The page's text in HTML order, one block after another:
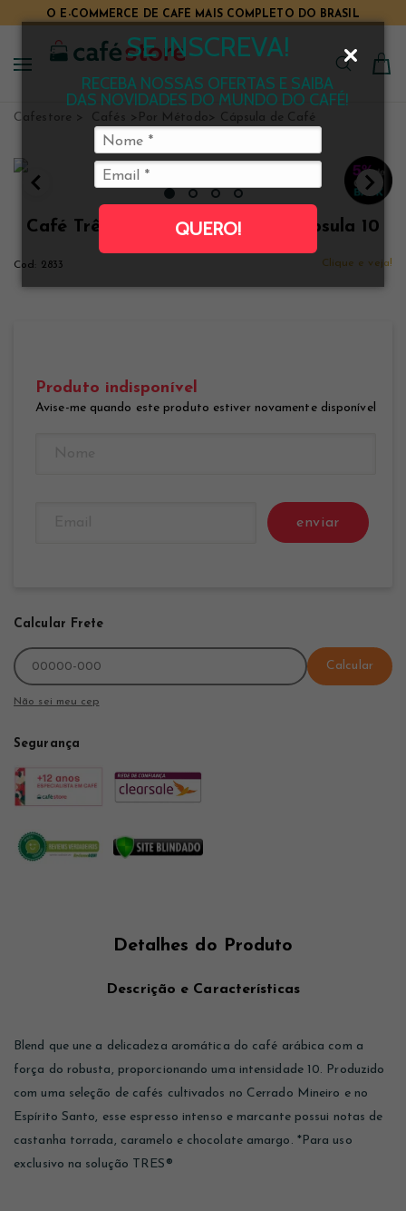
SE INSCREVA!
RECEBA NOSSAS OFERTAS E SAIBA
DAS NOVIDADES DO MUNDO DO CAFÉ!
QUERO!
O E-COMMERCE DE CAFÉ MAIS COMPLETO DO BRASIL
Cafestore Cafés Por Método Cápsula de Café
Café Três Corações Forza em cápsula 10
2833 Clique e veja!
Produto indisponível
Avise-me quando este produto estiver novamente disponível
enviar
Calcular Frete
Calcular
Não sei meu cep
Segurança
Detalhes do Produto
Descrição e Características
Blend que une a delicadeza aromática do café arábica com a
força do robusta, proporcionando uma intensidade 10. Produzido
com uma seleção de cafés cultivados no Cerrado Mineiro e no
Espírito Santo, esse espresso intenso e marcante possui notas de
castanha torrada, caramelo e chocolate amargo. *Para uso
exclusivo na solução TRES®